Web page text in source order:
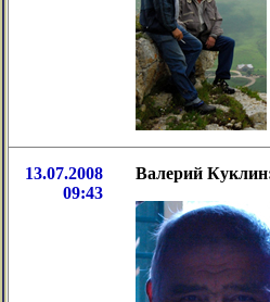
13.07.2008
09:43
Валерий